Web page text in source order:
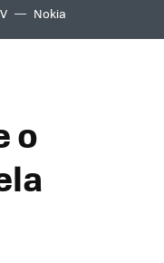
Nokia
o